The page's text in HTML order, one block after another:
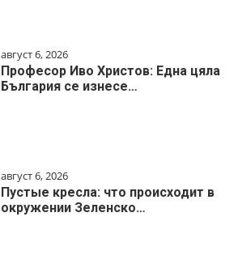
август 6, 2026
Професор Иво Христов: Една цяла
България се изнесе…
август 6, 2026
Пустые кресла: что происходит в
окружении Зеленско…